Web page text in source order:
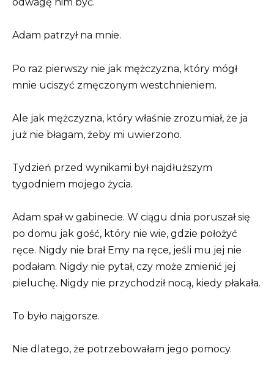
Adam patrzył na mnie.
Po raz pierwszy nie jak mężczyzna, który mógł
mnie uciszyć zmęczonym westchnieniem.
Ale jak mężczyzna, który właśnie zrozumiał, że ja
już nie błagam, żeby mi uwierzono.
Tydzień przed wynikami był najdłuższym
tygodniem mojego życia.
Adam spał w gabinecie. W ciągu dnia poruszał się
po domu jak gość, który nie wie, gdzie położyć
ręce. Nigdy nie brał Emy na ręce, jeśli mu jej nie
podałam. Nigdy nie pytał, czy może zmienić jej
pieluchę. Nigdy nie przychodził nocą, kiedy płakała.
To było najgorsze.
Nie dlatego, że potrzebowałam jego pomocy.